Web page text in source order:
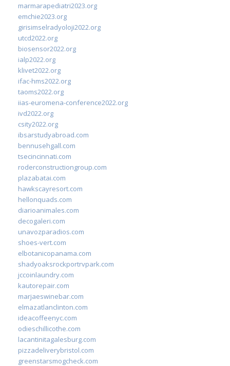
marmarapediatri2023.org
emchie2023.org
girisimselradyoloji2022.org
utcd2022.org
biosensor2022.org
ialp2022.org
klivet2022.org
ifac-hms2022.org
taoms2022.org
iias-euromena-conference2022.org
ivd2022.org
csity2022.org
ibsarstudyabroad.com
bennusehgall.com
tsecincinnati.com
roderconstructiongroup.com
plazabatai.com
hawkscayresort.com
hellonquads.com
diarioanimales.com
decogaleri.com
unavozparadios.com
shoes-vert.com
elbotanicopanama.com
shadyoaksrockportrvpark.com
jccoinlaundry.com
kautorepair.com
marjaeswinebar.com
elmazatlanclinton.com
ideacoffeenyc.com
odieschillicothe.com
lacantinitagalesburg.com
pizzadeliverybristol.com
greenstarsmogcheck.com